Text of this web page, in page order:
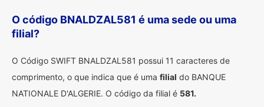
O código BNALDZAL581 é uma sede ou uma
filial?
O Código SWIFT BNALDZAL581 possui 11 caracteres de
comprimento, o que indica que é uma filial do BANQUE
NATIONALE D'ALGERIE. O código da filial é 581.